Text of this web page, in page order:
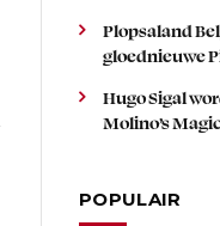
Plopsaland
gloednieuwe
Hugo Sigal
Molino’s
POPULAIR